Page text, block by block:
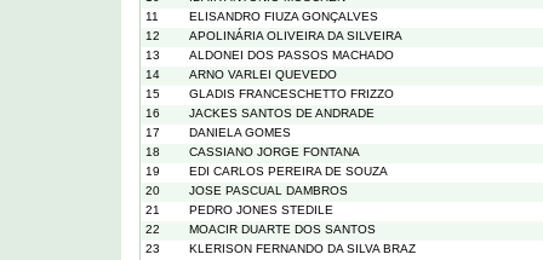
11
ELISANDRO FIUZA GONÇALVES
12
APOLINÁRIA OLIVEIRA DA SILVEIRA
13
ALDONEI DOS PASSOS MACHADO
14
ARNO VARLEI QUEVEDO
15
GLADIS FRANCESCHETTO FRIZZO
16
JACKES SANTOS DE ANDRADE
17
DANIELA GOMES
18
CASSIANO JORGE FONTANA
19
EDI CARLOS PEREIRA DE SOUZA
20
JOSE PASCUAL DAMBROS
21
PEDRO JONES STEDILE
22
MOACIR DUARTE DOS SANTOS
23
KLERISON FERNANDO DA SILVA BRAZ